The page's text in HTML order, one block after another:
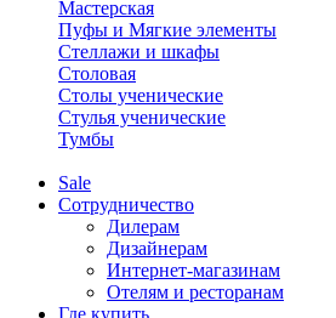
Мастерская
Пуфы и Мягкие элементы
Стеллажи и шкафы
Столовая
Столы ученические
Стулья ученические
Тумбы
Sale
Сотрудничество
Дилерам
Дизайнерам
Интернет-магазинам
Отелям и ресторанам
Где купить